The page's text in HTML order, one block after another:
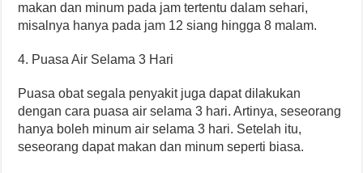
makan dan minum pada jam tertentu dalam sehari,
misalnya hanya pada jam 12 siang hingga 8 malam.
4. Puasa Air Selama 3 Hari
Puasa obat segala penyakit juga dapat dilakukan
dengan cara puasa air selama 3 hari. Artinya, seseorang
hanya boleh minum air selama 3 hari. Setelah itu,
seseorang dapat makan dan minum seperti biasa.